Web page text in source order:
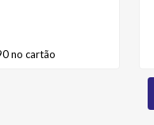
no cartão